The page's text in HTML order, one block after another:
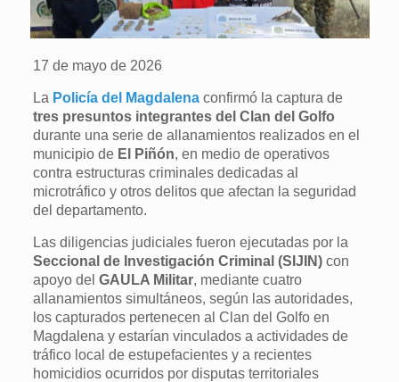
17 de mayo de 2026
La Policía del Magdalenaconfirmó la captura de
tres presuntos integrantes del Clan del Golfo
durante una serie de allanamientos realizados en el
municipio de El Piñón, en medio de operativos
contra estructuras criminales dedicadas al
microtráfico y otros delitos que afectan la seguridad
del departamento.
Las diligencias judiciales fueron ejecutadas por la
Seccional de Investigación Criminal (SIJIN) con
apoyo delGAULA Militar, mediante cuatro
allanamientos simultáneos, según las autoridades,
los capturados pertenecen al Clan del Golfo en
Magdalena y estarían vinculados a actividades de
tráfico local de estupefacientes y a recientes
homicidios ocurridos por disputas territoriales